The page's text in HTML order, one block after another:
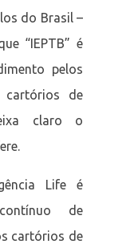
do Brasil –
“IEPTB” é
pelos
cartórios de
claro o
Life é
de
cartórios de